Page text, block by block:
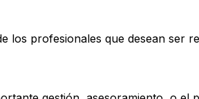
los profesionales que desean ser